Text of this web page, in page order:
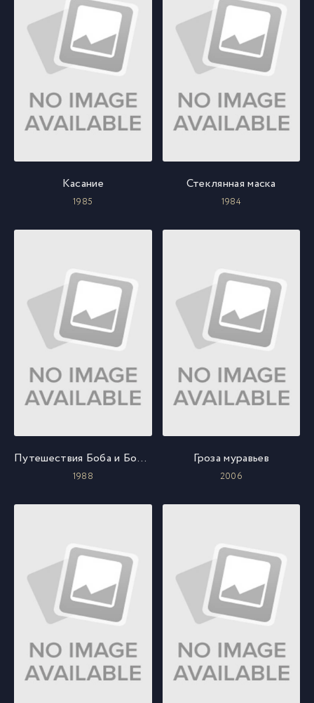
Касание
1985
Стеклянная маска
1984
Путешествия Боба и Бобби
1988
Гроза муравьев
2006